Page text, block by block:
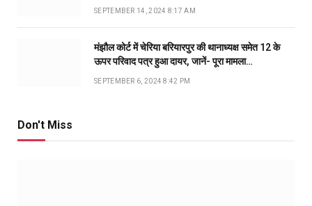
SEPTEMBER 14, 2024 8:17 AM
मंझौल कोर्ट में चेरिया बरियारपुर की थानाध्यक्ष समेत 12 के
ऊपर परिवाद पत्र हुआ दायर, जानें- पूरा मामला…
SEPTEMBER 6, 2024 8:42 PM
Don't Miss